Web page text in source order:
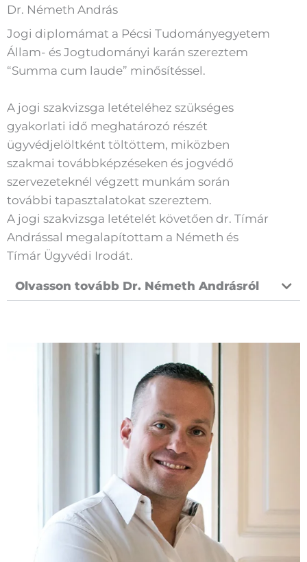
Dr. Németh András
Jogi diplomámat a Pécsi Tudományegyetem
Állam- és Jogtudományi karán szereztem
“Summa cum laude” minősítéssel.
A jogi szakvizsga letételéhez szükséges
gyakorlati idő meghatározó részét
ügyvédjelöltként töltöttem, miközben
szakmai továbbképzéseken és jogvédő
szervezeteknél végzett munkám során
további tapasztalatokat szereztem.
A jogi szakvizsga letételét követően dr. Tímár
Andrással megalapítottam a Németh és
Tímár Ügyvédi Irodát.
Olvasson tovább Dr. Németh Andrásról